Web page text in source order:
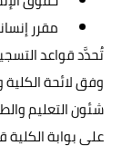
مقرر
تُحدَّد قواعد
وفق لائحة الكلية
شئون التعليم
على بوابة